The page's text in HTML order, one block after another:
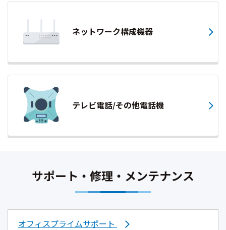
ネットワーク構成機器
テレビ電話/その他電話機
サポート・修理・メンテナンス
オフィスプライムサポート